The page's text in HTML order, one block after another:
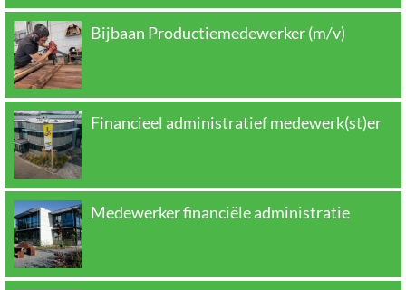
Bijbaan Productiemedewerker (m/v)
Financieel administratief medewerk(st)er
Medewerker financiële administratie